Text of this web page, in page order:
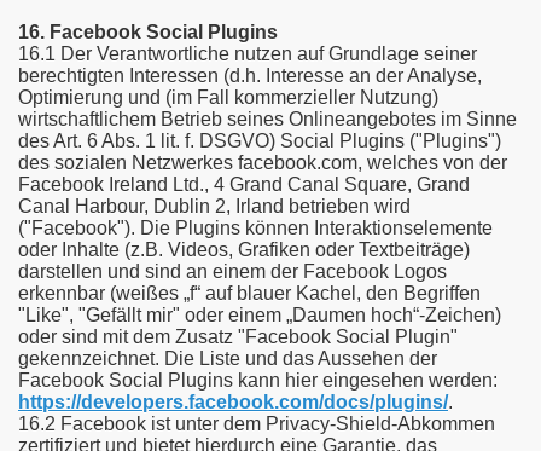
16. Facebook Social Plugins
16.1 Der Verantwortliche nutzen auf Grundlage seiner
berechtigten Interessen (d.h. Interesse an der Analyse,
Optimierung und (im Fall kommerzieller Nutzung)
wirtschaftlichem Betrieb seines Onlineangebotes im Sinne
des Art. 6 Abs. 1 lit. f. DSGVO) Social Plugins ("Plugins")
des sozialen Netzwerkes facebook.com, welches von der
Facebook Ireland Ltd., 4 Grand Canal Square, Grand
Canal Harbour, Dublin 2, Irland betrieben wird
("Facebook"). Die Plugins können Interaktionselemente
oder Inhalte (z.B. Videos, Grafiken oder Textbeiträge)
darstellen und sind an einem der Facebook Logos
erkennbar (weißes „f“ auf blauer Kachel, den Begriffen
"Like", "Gefällt mir" oder einem „Daumen hoch“-Zeichen)
oder sind mit dem Zusatz "Facebook Social Plugin"
gekennzeichnet. Die Liste und das Aussehen der
Facebook Social Plugins kann hier eingesehen werden:
https://developers.facebook.com/docs/plugins/.
16.2 Facebook ist unter dem Privacy-Shield-Abkommen
zertifiziert und bietet hierdurch eine Garantie, das